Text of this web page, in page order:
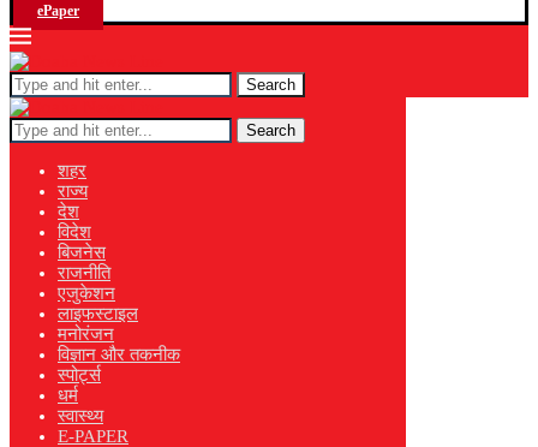
ePaper
Search
Search
शहर
राज्य
देश
विदेश
बिजनेस
राजनीति
एजुकेशन
लाइफस्टाइल
मनोरंजन
विज्ञान और तकनीक
स्पोर्ट्स
धर्म
स्वास्थ्य
E-PAPER